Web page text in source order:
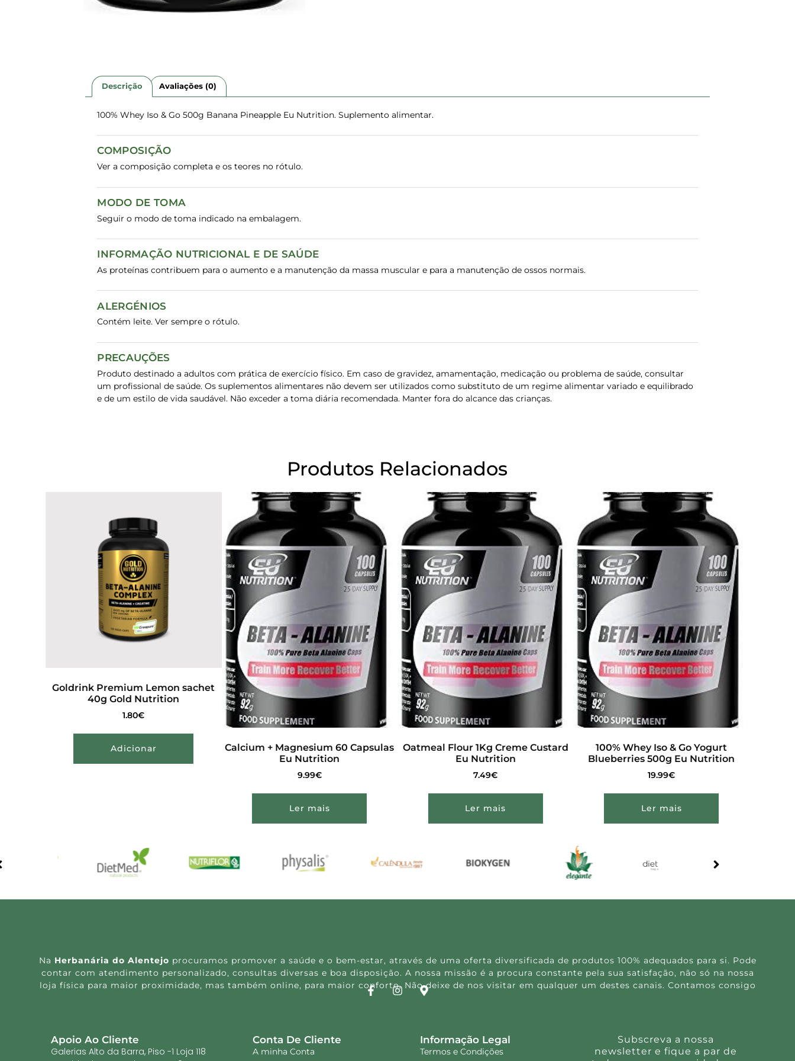
Descrição Avaliações (0)
100% Whey Iso & Go 500g Banana Pineapple Eu Nutrition. Suplemento alimentar.
COMPOSIÇÃO
Ver a composição completa e os teores no rótulo.
MODO DE TOMA
Seguir o modo de toma indicado na embalagem.
INFORMAÇÃO NUTRICIONAL E DE SAÚDE
As proteínas contribuem para o aumento e a manutenção da massa muscular e para a manutenção de ossos normais.
ALERGÉNIOS
Contém leite. Ver sempre o rótulo.
PRECAUÇÕES
Produto destinado a adultos com prática de exercício físico. Em caso de gravidez, amamentação, medicação ou problema de saúde, consultar
um profissional de saúde. Os suplementos alimentares não devem ser utilizados como substituto de um regime alimentar variado e equilibrado
e de um estilo de vida saudável. Não exceder a toma diária recomendada. Manter fora do alcance das crianças.
Produtos Relacionados
Goldrink Premium Lemon sachet
40g Gold Nutrition
1.80€
Adicionar
Calcium + Magnesium 60 Capsulas
Eu Nutrition
9.99€
Ler mais
Oatmeal Flour 1Kg Creme Custard
Eu Nutrition
7.49€
Ler mais
100% Whey Iso & Go Yogurt
Blueberries 500g Eu Nutrition
19.99€
Ler mais
Na Herbanária do Alentejo procuramos promover a saúde e o bem-estar, através de uma oferta diversificada de produtos 100% adequados para si. Pode
contar com atendimento personalizado, consultas diversas e boa disposição. A nossa missão é a procura constante pela sua satisfação, não só na nossa
loja física para maior proximidade, mas também online, para maior conforto. Não deixe de nos visitar em qualquer um destes canais. Contamos consigo
Apoio Ao Cliente
Galerias Alto da Barra, Piso -1 Loja 118
Conta De Cliente
A minha Conta
Informação Legal
Termos e Condições
Subscreva a nossa
newsletter e fique a par de